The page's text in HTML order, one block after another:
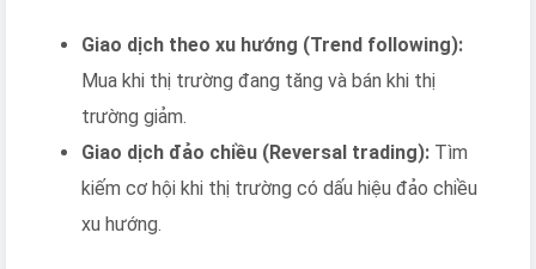
Giao dịch theo xu hướng (Trend following):
Mua khi thị trường đang tăng và bán khi thị
trường giảm.
Giao dịch đảo chiều (Reversal trading): Tìm
kiếm cơ hội khi thị trường có dấu hiệu đảo chiều
xu hướng.